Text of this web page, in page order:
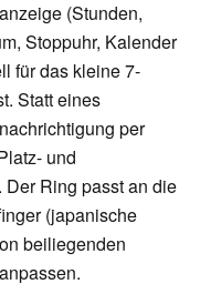
(Stunden,
Stoppuhr, Kalender
für das kleine 7-
Statt eines
per
und
Ring passt an die
(japanische
beiliegenden